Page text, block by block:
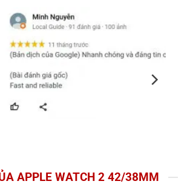
APPLE WATCH 2 42/38MM